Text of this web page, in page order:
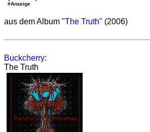
#Anzeige
aus dem Album "The Truth" (2006)
Buckcherry:
The Truth